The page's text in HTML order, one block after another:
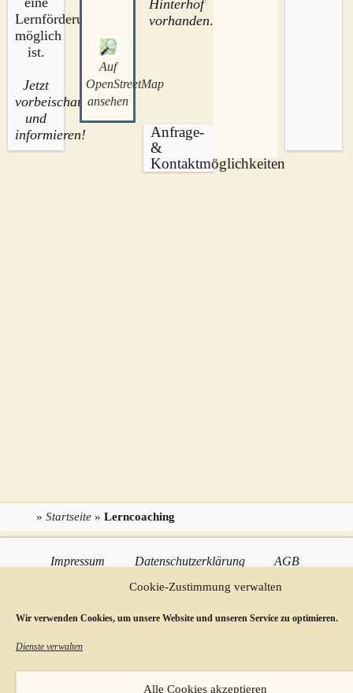
Cookie-Zustimmung verwalten
Wir verwenden Cookies, um unsere Website und unseren Service zu optimieren.
Dienste verwalten
Alle Cookies akzeptieren
Lernförderung
möglich
ist.
Jetzt
vorbeischauen
und
informieren!
Hinterhof
vorhanden.
Auf
OpenStreetMap
ansehen
Anfrage-
&
Kontaktmöglichkeiten
» Startseite» Lerncoaching
Impressum Datenschutzerklärung AGB
Widerrufsbelehrung Preise & Zahlungsmöglichkeiten
Cookie-Richtlinie